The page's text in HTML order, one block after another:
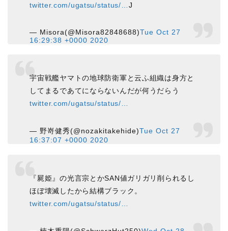
twitter.com/ugatsu/status/… J
— Misora(@Misora82848688)Tue Oct 27
16:29:38 +0000 2020
宇宙戦艦ヤマトの地球防衛軍と云ふ組織は身方と
してまるであてにならないんだが何うだらう
twitter.com/ugatsu/status/…
— 野嵜健秀(@nozakitakehide)Tue Oct 27
16:37:07 +0000 2020
『屍姫』の光言宗とかSAN値ガリガリ削られるし
ほぼ壊滅したから結構ブラック。
twitter.com/ugatsu/status/…